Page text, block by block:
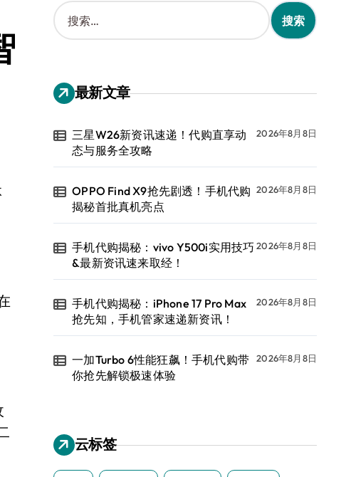
搜
索
：
最新文章
三星W26新资讯速递！代购直享动
态与服务全攻略
2026年8月8日
OPPO Find X9抢先剧透！手机代购
揭秘首批真机亮点
2026年8月8日
手机代购揭秘：vivo Y500i实用技巧
&最新资讯速来取经！
2026年8月8日
手机代购揭秘：iPhone 17 Pro Max
抢先知，手机管家速递新资讯！
2026年8月8日
一加Turbo 6性能狂飙！手机代购带
你抢先解锁极速体验
2026年8月8日
云标签